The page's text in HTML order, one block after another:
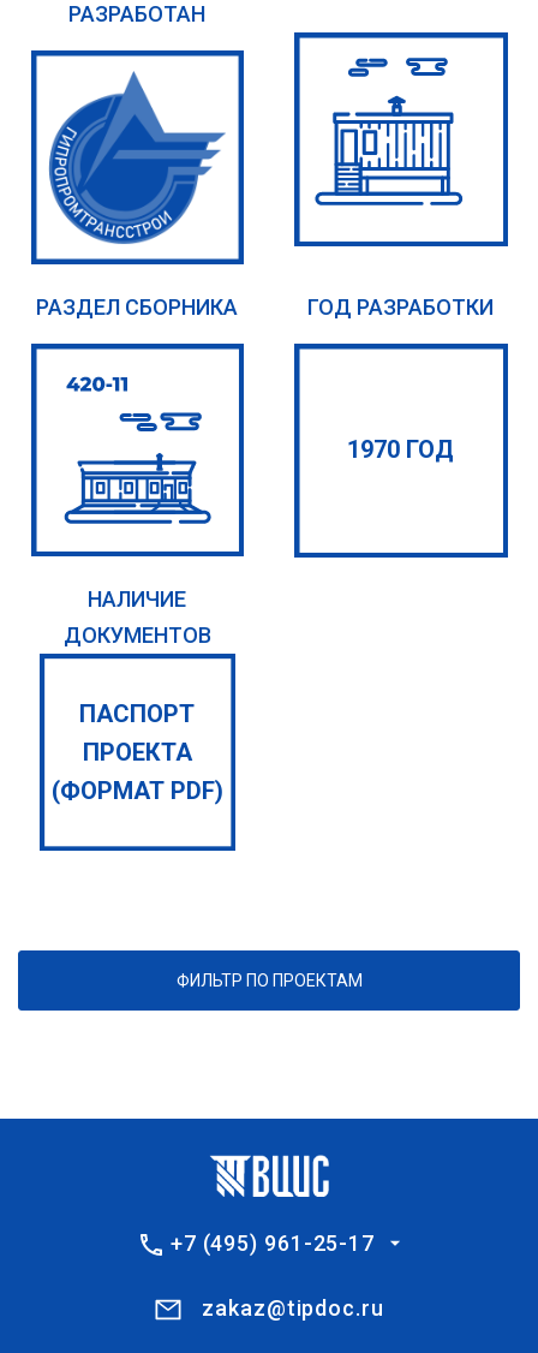
РАЗРАБОТАН
РАЗДЕЛ СБОРНИКА ГОД РАЗРАБОТКИ
1970 ГОД
НАЛИЧИЕ
ДОКУМЕНТОВ
ПАСПОРТ
ПРОЕКТА
(ФОРМАТ PDF)
ФИЛЬТР ПО ПРОЕКТАМ
+7 (495) 961-25-17
zakaz@tipdoc.ru